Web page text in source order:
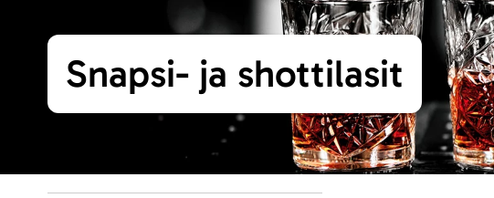
Snapsi- ja shottilasit